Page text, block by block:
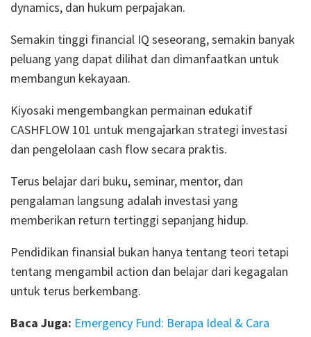
dynamics, dan hukum perpajakan.
Semakin tinggi financial IQ seseorang, semakin banyak
peluang yang dapat dilihat dan dimanfaatkan untuk
membangun kekayaan.
Kiyosaki mengembangkan permainan edukatif
CASHFLOW 101 untuk mengajarkan strategi investasi
dan pengelolaan cash flow secara praktis.
Terus belajar dari buku, seminar, mentor, dan
pengalaman langsung adalah investasi yang
memberikan return tertinggi sepanjang hidup.
Pendidikan finansial bukan hanya tentang teori tetapi
tentang mengambil action dan belajar dari kegagalan
untuk terus berkembang.
Baca Juga: Emergency Fund: Berapa Ideal & Cara